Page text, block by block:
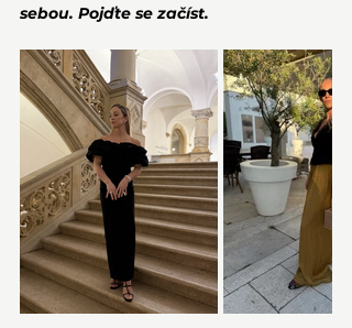
sebou. Pojďte se začíst.